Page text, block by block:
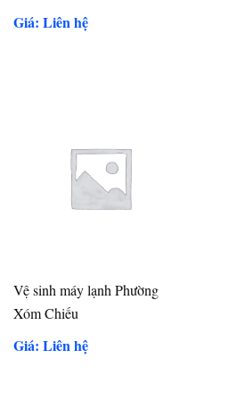
Giá: Liên hệ
Vệ sinh máy lạnh Phường
Xóm Chiếu
Giá: Liên hệ